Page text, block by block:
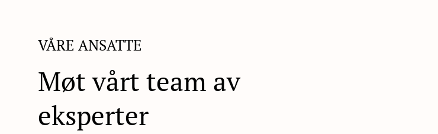
VÅRE ANSATTE
Møt vårt team av
eksperter